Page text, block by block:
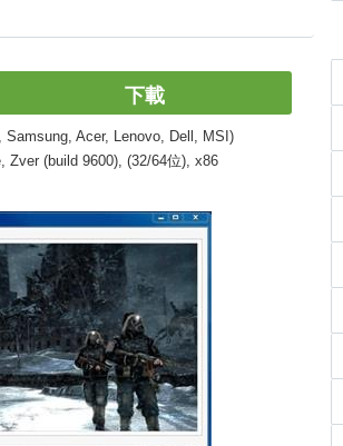
下載
Acer, Lenovo, Dell, MSI)
Zver (build 9600), (32/64位), x86